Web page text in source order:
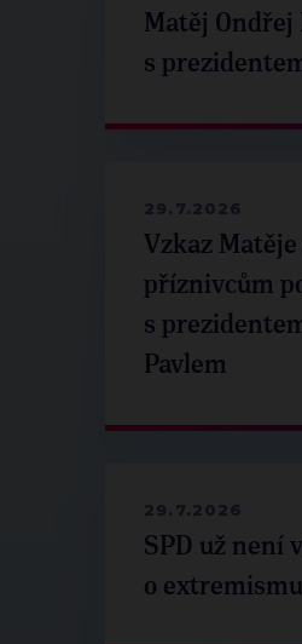
Matěj Ondřej
s
29.7.2026
Vzkaz
příznivcům
s
Pavlem
29.7.2026
SPD už není
o